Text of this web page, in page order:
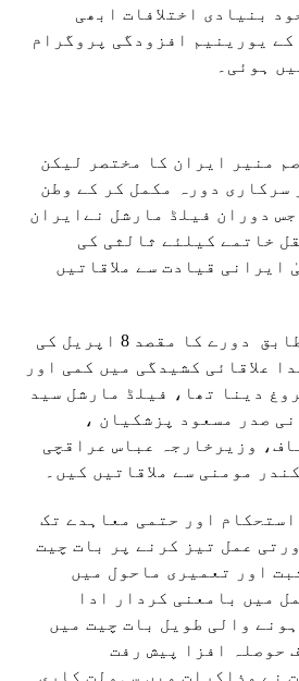
بنیادی اختلافات ابھی
یورینیم افزودگی پروگرام
ہوئی۔
منیر ایران کا مختصر لیکن
سرکاری دورہ مکمل کر کے وطن
دوران فیلڈ مارشل نےایران
خاتمے کیلئے ثالثی کی
ایرانی قیادت سے ملاقاتیں
آئی ایس پی آر کے مطابق دورے کا مقصد 8 اپریل کی
علاقائی کشیدگی میں کمی اور
دینا تھا، فیلڈ مارشل سید
صدر مسعود پزشکیان ،
وزیرخارجہ عباس عراقچی
مومنی سے ملاقاتیں کیں۔
استحکام اور حتمی معاہدے تک
عمل تیز کرنے پر بات چیت
اور تعمیری ماحول میں
میں بامعنی کردار ادا
میں ہونے والی طویل بات چیت میں
حوصلہ افزا پیش رفت
نے مذاکرات میں سہولت کاری